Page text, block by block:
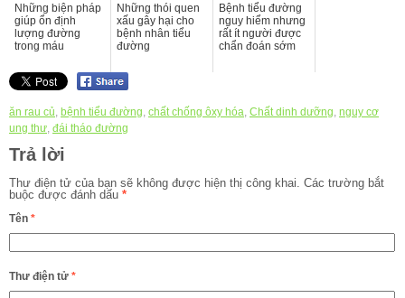
Những biện pháp
giúp ổn định
lượng đường
trong máu
Những thói quen
xấu gây hại cho
bệnh nhân tiểu
đường
Bệnh tiểu đường
nguy hiểm nhưng
rất ít người được
chẩn đoán sớm
ăn rau củ, bệnh tiểu đường, chất chống ôxy hóa, Chất dinh dưỡng, nguy cơ
ung thư, đái tháo đường
Trả lời
Thư điện tử của bạn sẽ không được hiện thị công khai. Các trường bắt
buộc được đánh dấu *
Tên *
Thư điện tử *